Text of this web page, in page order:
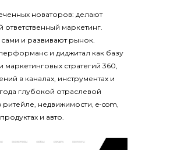
новаторов: делают
ответственный маркетинг.
сами и развивают рынок.
и диджитал как базу
маркетинговых стратегий 360,
в каналах, инструментах и
глубокой отраслевой
ритейле, недвижимости, e-com,
и авто.